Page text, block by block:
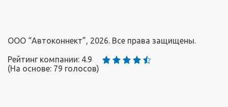
ООО “Автоконнект”, 2026. Все права защищены.
Рейтинг компании: 4.9
(На основе: 79 голосов)